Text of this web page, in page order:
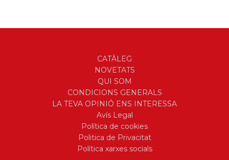
CATÀLEG
NOVETATS
QUI SOM
CONDICIONS GENERALS
LA TEVA OPINIÓ ENS INTERESSA
Avís Legal
Política de cookies
Politica de Privacitat
Política xarxes socials